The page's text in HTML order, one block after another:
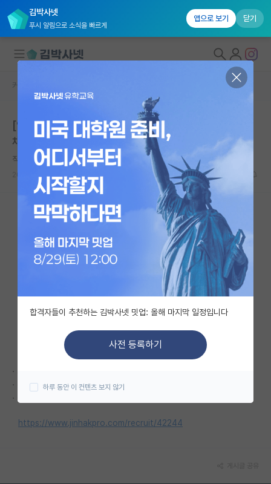
김박사넷
푸시 알림으로 소식을 빠르게
앱으로 보기 닫기
대학원생 모집
국내대학원 정보
연구실&오픈랩
커뮤니티
커뮤니티 홈
전체글보기
베스트 게시판
자유 게시판(아무개랩)
미국 유학 게시판
미국 대학원 합격 후기 게시판
대학원 합격 후기 게시판
커뮤니티 홈
[연세대학교 미래캠퍼스] 2026학년도 2학기 강사 일반
채용 공고
직설적인 에이다 러브레이스
2026.05.27 0 626
· 지원자격: 전문학사 이상 지원자격 확인해 주세요.)
· 접수마감: 2026. 06. 04
· 근무지역: 강원
https://www.jinhakpro.com/recruit/42244
합격자들이 추천하는 김박사넷 밋업: 올해 마지막 일정입니다
사전 등록하기
하루 동안 이 컨텐츠 보지 않기